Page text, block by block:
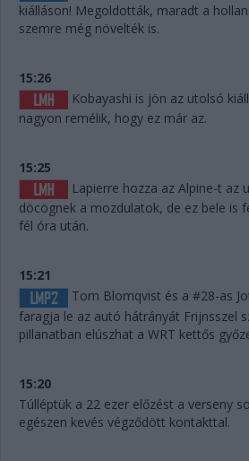
kiálláson! Megoldották, maradt a
szemre még növelték is.
15:26
Kobayashi is jön az utolsó
nagyon remélik, hogy ez már az.
15:25
Lapierre hozza az Alpine-t az
döcögnek a mozdulatok, de ez bele is
fél óra után.
15:21
Tom Blomqvist és a #28-as
faragja le az autó hátrányát Frijnsszel
pillanatban elúszhat a WRT kettős
15:20
Túlléptük a 22 ezer előzést a verseny
egészen kevés végződött kontakttal.